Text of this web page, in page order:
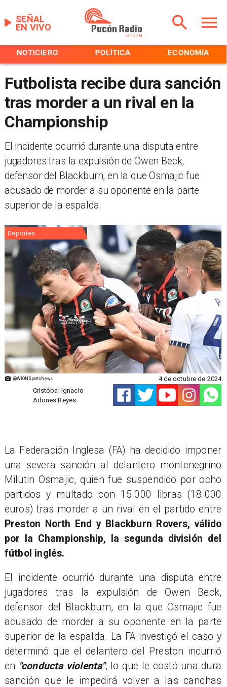
EN VIVO
SEÑAL
NOTICIERO POLÍTICA ECONOMÍA
Futbolista recibe dura sanción
tras morder a un rival en la
Championship
El incidente ocurrió durante una disputa entre
jugadores tras la expulsión de Owen Beck,
defensor del Blackburn, en la que Osmajic fue
acusado de morder a su oponente en la parte
superior de la espalda.
@WIONSportsNews
Deportes
Cristóbal Ignacio
Adones Reyes
4 de octubre de 2024
La Federación Inglesa (FA) ha decidido imponer
una severa sanción al delantero montenegrino
Milutin Osmajic, quien fue suspendido por ocho
partidos y multado con 15.000 libras (18.000
euros) tras morder a un rival en el partido entre
Preston North End y Blackburn Rovers, válido
por la Championship, la segunda división del
fútbol inglés.
El incidente ocurrió durante una disputa entre
jugadores tras la expulsión de Owen Beck,
defensor del Blackburn, en la que Osmajic fue
acusado de morder a su oponente en la parte
superior de la espalda. La FA investigó el caso y
determinó que el delantero del Preston incurrió
en "conducta violenta", lo que le costó una dura
sanción que le impedirá volver a las canchas